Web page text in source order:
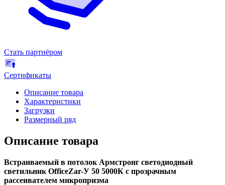
Стать партнёром
Сертификаты
Описание товара
Характеристики
Загрузки
Размерный ряд
Описание товара
Встраиваемый в потолок Армстронг светодиодный
светильник OfficeZar-У 50 5000К с прозрачным
рассеивателем микропризма